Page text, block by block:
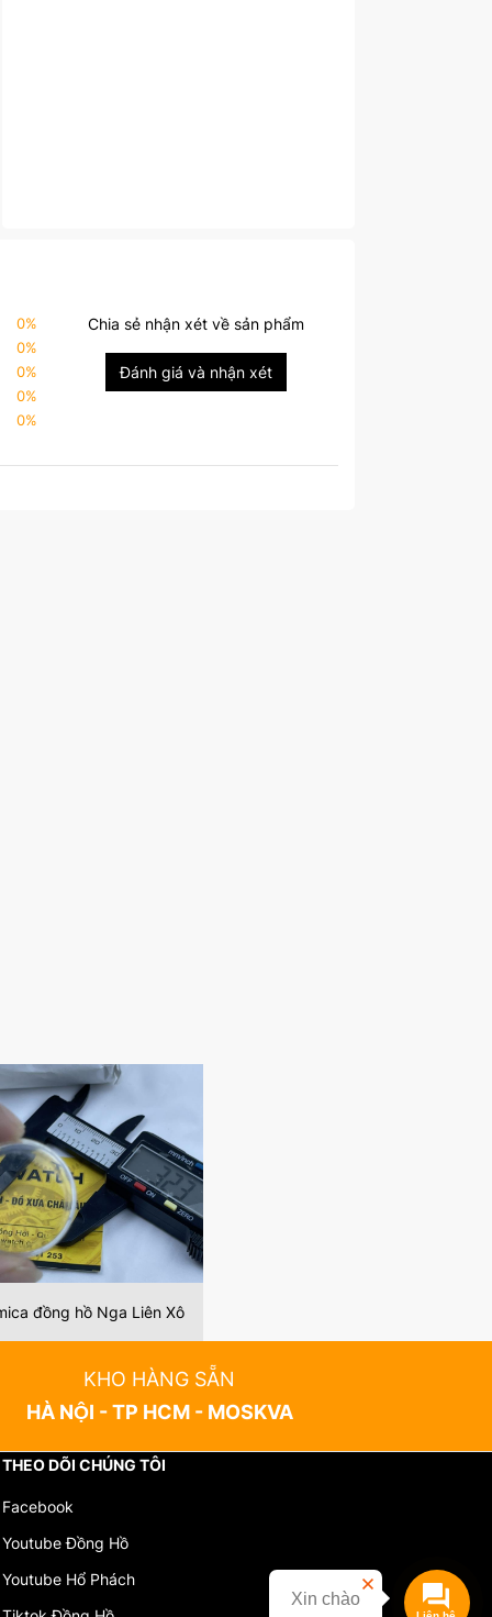
0%
0%
0%
0%
0%
Chia sẻ nhận xét về sản phẩm
Đánh giá và nhận xét
đồng hồ Nga Liên Xô
KHO HÀNG SẴN
HÀ NỘI - TP HCM - MOSKVA
THEO DÕI CHÚNG TÔI
Facebook
Youtube Đồng Hồ
Youtube Hổ Phách
Xin chào